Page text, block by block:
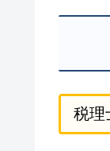
税理